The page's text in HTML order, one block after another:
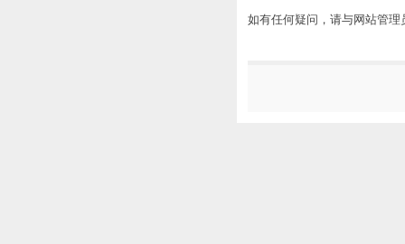
如有任何疑问，请与网站管理